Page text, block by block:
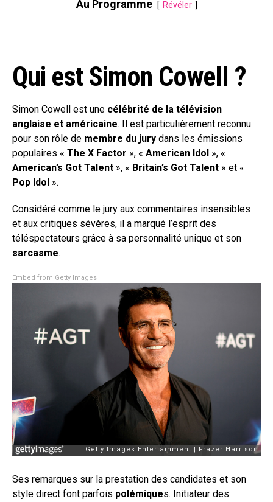
Au Programme Révéler
Qui est Simon Cowell ?
Simon Cowell est une célébrité de la télévision
anglaise et américaine. Il est particulièrement reconnu
pour son rôle de membre du jury dans les émissions
populaires « The X Factor », « American Idol », «
American’s Got Talent », « Britain’s Got Talent » et «
Pop Idol ».
Considéré comme le jury aux commentaires insensibles
et aux critiques sévères, il a marqué l’esprit des
téléspectateurs grâce à sa personnalité unique et son
sarcasme.
Embed from Getty Images
Ses remarques sur la prestation des candidates et son
style direct font parfois polémiques. Initiateur des